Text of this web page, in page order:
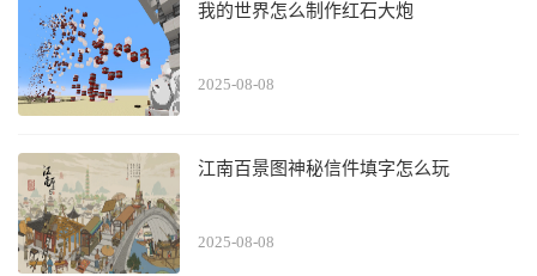
我的世界怎么制作红石大炮
2025-08-08
江南百景图神秘信件填字怎么玩
2025-08-08